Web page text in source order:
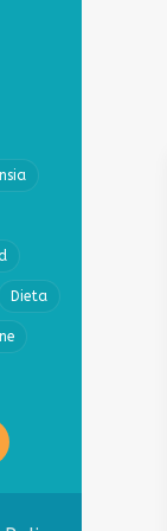
Dieta
RSS